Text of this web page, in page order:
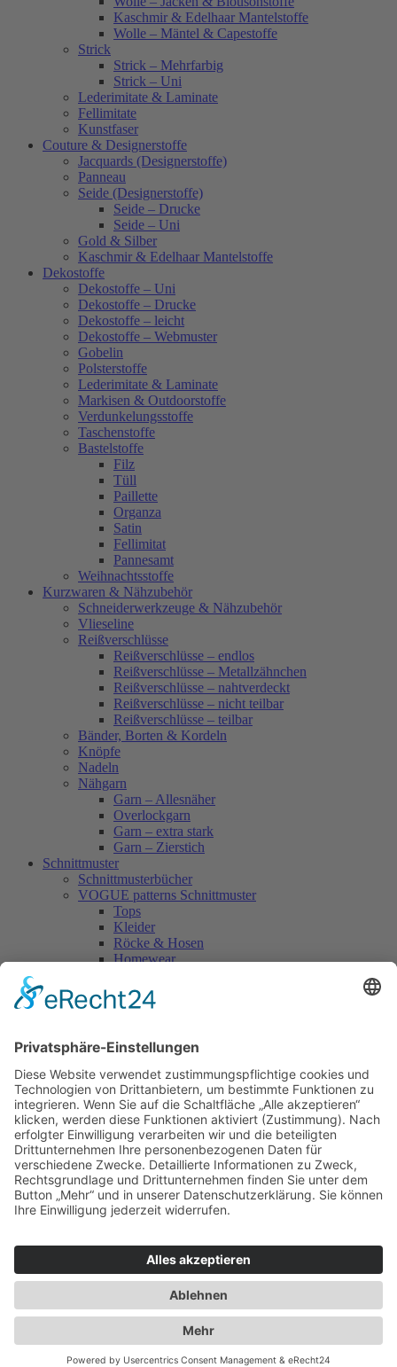
Kaschmir & Edelhaar Mantelstoffe
Wolle – Mäntel & Capestoffe
Strick
Strick – Mehrfarbig
Strick – Uni
Lederimitate & Laminate
Fellimitate
Kunstfaser
Couture & Designerstoffe
Jacquards (Designerstoffe)
Panneau
Seide (Designerstoffe)
Seide – Drucke
Seide – Uni
Gold & Silber
Kaschmir & Edelhaar Mantelstoffe
Dekostoffe
Dekostoffe – Uni
Dekostoffe – Drucke
Dekostoffe – leicht
Dekostoffe – Webmuster
Gobelin
Polsterstoffe
Lederimitate & Laminate
Markisen & Outdoorstoffe
Verdunkelungsstoffe
Taschenstoffe
Bastelstoffe
Filz
Tüll
Paillette
Organza
Satin
Fellimitat
Pannesamt
Weihnachtsstoffe
Kurzwaren & Nähzubehör
Schneiderwerkzeuge & Nähzubehör
Vlieseline
Reißverschlüsse
Reißverschlüsse – endlos
Reißverschlüsse – Metallzähnchen
Reißverschlüsse – nahtverdeckt
Reißverschlüsse – nicht teilbar
Reißverschlüsse – teilbar
Bänder, Borten & Kordeln
Knöpfe
Nadeln
Nähgarn
Garn – Allesnäher
Overlockgarn
Garn – extra stark
Garn – Zierstich
Schnittmuster
Schnittmusterbücher
VOGUE patterns Schnittmuster
Tops
Kleider
Röcke & Hosen
Homewear
Vogue Vintage
Herren
Accessoires
Einzelschnittmuster Burda
Tops
Kleider
Röcke & Hosen
Homewear
Jacken & Mäntel
Curvy
Herren
Kids
Burda Fantasy
Accessoires & Deko
SALE
Suchen
Suchen
Bitte mindestens 5 Buschstaben oder Zahlen eingeben!
Vertrag widerrufen